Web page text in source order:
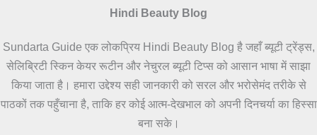
Hindi Beauty Blog
Sundarta Guide एक लोकप्रिय Hindi Beauty Blog है जहाँ ब्यूटी ट्रेंड्स,
सेलिब्रिटी स्किन केयर रूटीन और नेचुरल ब्यूटी टिप्स को आसान भाषा में साझा
किया जाता है। हमारा उद्देश्य सही जानकारी को सरल और भरोसेमंद तरीके से
पाठकों तक पहुँचाना है, ताकि हर कोई आत्म-देखभाल को अपनी दिनचर्या का हिस्सा
बना सके।